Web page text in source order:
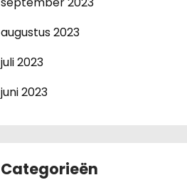
augustus 2023
juli 2023
juni 2023
Categorieën